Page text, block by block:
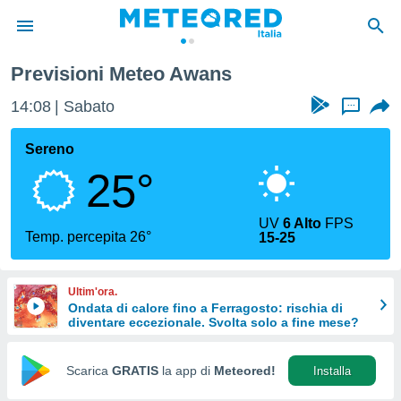
di
per
le
di
Web
Previsioni Meteo Awans
14:08 Sabato ...
Sereno
25°
Temp. percepita 26°
UV6 Alto FPS
15-25
Ultim'ora.
Ondata di calore fino a Ferragosto: rischia di
diventare eccezionale. Svolta solo a fine mese?
Scarica GRATIS la app di Meteored! Installa